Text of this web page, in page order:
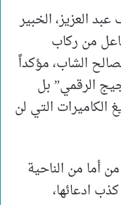
العزيز، الخبير
من ركاب
الشاب، مؤكداً
الرقمي” بل
الكاميرات التي لن
أما من الناحية
ادعائها،